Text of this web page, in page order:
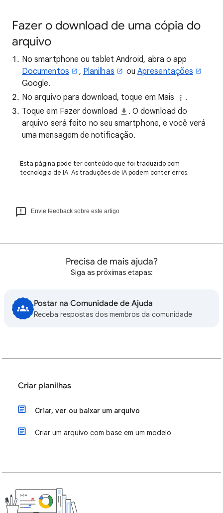
Fazer o download de uma cópia do
arquivo
No smartphone ou tablet Android, abra o app
Documentos
, Planilhas ouApresentações
Google.
No arquivo para download, toque em Mais
.
Toque em Fazer download
. O download do
arquivo será feito no seu smartphone, e você verá
uma mensagem de notificação.
Esta página pode ter conteúdo que foi traduzido com
tecnologia de IA. As traduções de IA podem conter erros.
Envie feedback sobre este artigo
Precisa de mais ajuda?
Siga as próximas etapas:
Postar na Comunidade de Ajuda
Receba respostas dos membros da comunidade
Criar planilhas
Criar, ver ou baixar um arquivo
Criar um arquivo com base em um modelo